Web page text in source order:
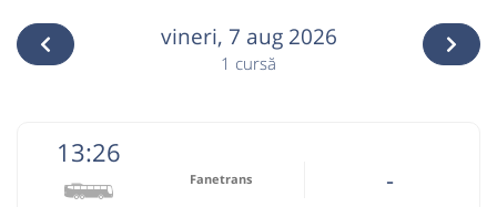
vineri, 7 aug 2026
1 cursă
13:26
Fanetrans -